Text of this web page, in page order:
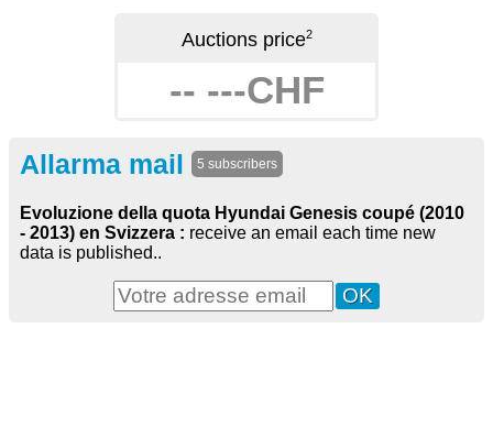
Auctions price2
-- ---CHF
Allarma mail 5 subscribers
Evoluzione della quota Hyundai Genesis coupé (2010
- 2013) en Svizzera : receive an email each time new
data is published..